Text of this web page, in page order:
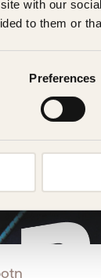
with our
to them or
Preferences